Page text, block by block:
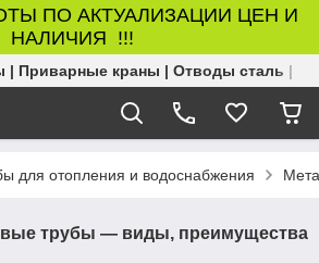
ПО АКТУАЛИЗАЦИИ ЦЕН И
НАЛИЧИЯ !!!
Приварные краны | Отводы сталь |
для отопления и водоснабжения
трубы — виды, преимущества